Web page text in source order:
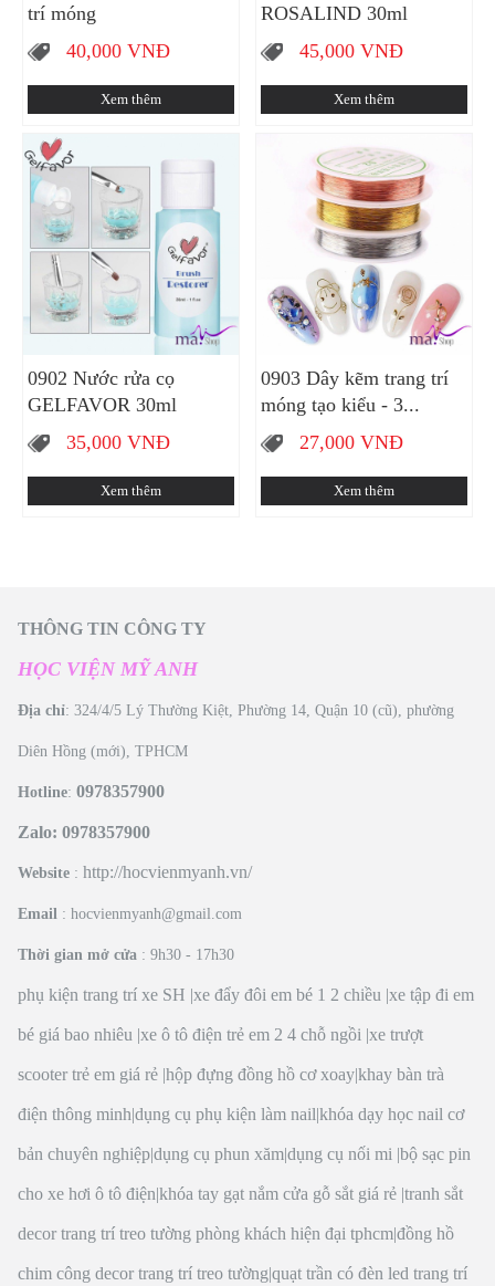
trí móng
40,000VNĐ
Xem thêm
ROSALIND 30ml
45,000 VNĐ
Xem thêm
0902 Nước rửa cọ
GELFAVOR 30ml
35,000VNĐ
Xem thêm
0903 Dây kẽm trang trí
móng tạo kiểu - 3...
27,000 VNĐ
Xem thêm
THÔNG TIN CÔNG TY
HỌC VIỆN MỸ ANH
Địa chỉ: 324/4/5 Lý Thường Kiệt, Phường 14, Quận 10 (cũ), phường
Diên Hồng (mới), TPHCM
Hotline:0978357900
Zalo: 0978357900
Website :http://hocvienmyanh.vn/
Email : hocvienmyanh@gmail.com
Thời gian mở cửa : 9h30 - 17h30
phụ kiện trang trí xe SH |xe đẩy đôi em bé 1 2 chiều |xe tập đi em
bé giá bao nhiêu |xe ô tô điện trẻ em 2 4 chỗ ngồi |xe trượt
scooter trẻ em giá rẻ |hộp đựng đồng hồ cơ xoay|khay bàn trà
điện thông minh|dụng cụ phụ kiện làm nail|khóa dạy học nail cơ
bản chuyên nghiệp|dụng cụ phun xăm|dụng cụ nối mi |bộ sạc pin
cho xe hơi ô tô điện|khóa tay gạt nắm cửa gỗ sắt giá rẻ |tranh sắt
decor trang trí treo tường phòng khách hiện đại tphcm|đồng hồ
chim công decor trang trí treo tường|quạt trần có đèn led trang trí